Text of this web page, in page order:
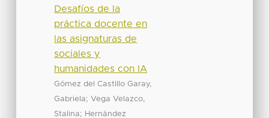
Desafíos de la
práctica docente en
las asignaturas de
sociales y
humanidades con IA
Gómez del Castillo Garay,
Gabriela;Vega Velazco,
Stalina; Hernández